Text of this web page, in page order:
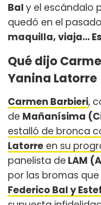
Baly el escándalo
quedó en el
maquilla, viaja...
Qué dijo
Yanina Latorre
Carmen Barbieri,
de Mañanísima
estalló de bronca
Latorre en su
panelista de LAM
por las bromas
Federico Bal y